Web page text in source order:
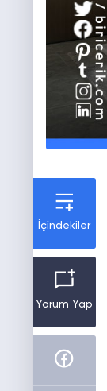
İçindekiler
Yorum Yap